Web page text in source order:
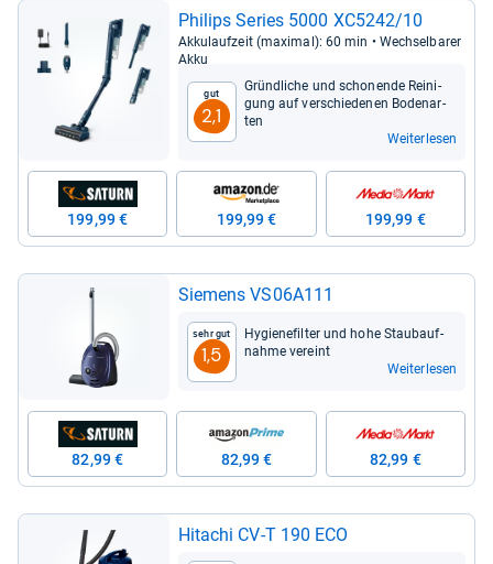
Phi­lips Series 5000 XC5242/10
Akku­lauf­zeit (maxi­mal): 60 min • Wech­sel­ba­rer
Akku
Gut
2,1
Gründ­li­che und scho­nende Rei­ni­
gung auf ver­schie­de­nen Boden­ar­
ten
Weiterlesen
199,99 € 199,99 € 199,99 €
Sie­mens VS06A111
Sehr gut
1,5
Hygie­ne­fil­ter und hohe Stau­b­auf­
nahme ver­eint
Weiterlesen
82,99 € 82,99 € 82,99 €
Hita­chi CV-​T 190 ECO